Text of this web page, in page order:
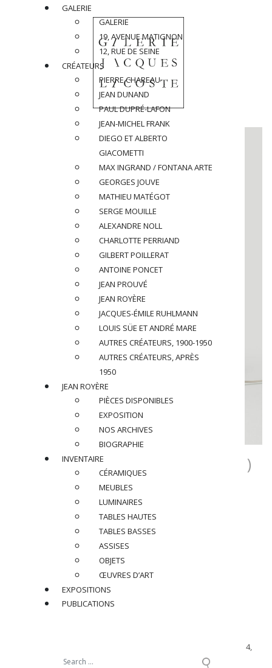
MATHIEU MATÉGOT (1910-2001)
Lampe, circa 1950
En métal tubulaire laqué noir et rigitulle laquée jaune
H 15.4 x W 7.5 x D 12.2 in.
Documentation :
Art et Industrie, N°27, 1953, modèle identique reproduit p. 41.
éditions Norma, Paris, 2014,
modèle variant reproduit p. 248.
GALERIE
GALERIE
19, AVENUE MATIGNON
12, RUE DE SEINE
CRÉATEURS
PIERRE CHAREAU
JEAN DUNAND
PAUL DUPRÉ-LAFON
JEAN-MICHEL FRANK
DIEGO ET ALBERTO
GIACOMETTI
MAX INGRAND / FONTANA ARTE
GEORGES JOUVE
MATHIEU MATÉGOT
SERGE MOUILLE
ALEXANDRE NOLL
CHARLOTTE PERRIAND
GILBERT POILLERAT
ANTOINE PONCET
JEAN PROUVÉ
JEAN ROYÈRE
JACQUES-ÉMILE RUHLMANN
LOUIS SÜE ET ANDRÉ MARE
AUTRES CRÉATEURS, 1900-1950
AUTRES CRÉATEURS, APRÈS
1950
JEAN ROYÈRE
PIÈCES DISPONIBLES
EXPOSITION
NOS ARCHIVES
BIOGRAPHIE
INVENTAIRE
CÉRAMIQUES
MEUBLES
LUMINAIRES
TABLES HAUTES
TABLES BASSES
ASSISES
OBJETS
ŒUVRES D’ART
EXPOSITIONS
PUBLICATIONS